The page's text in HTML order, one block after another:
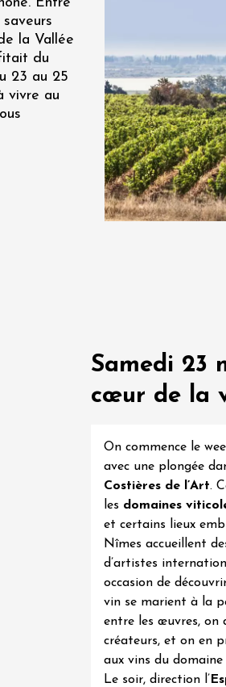
2026
la Vallée
du
23 au 25
vivre au
Samedi 23
cœur de la
On commence le
avec une plongée
Costières de l’Art.
les domaines
et certains lieux
Nîmes accueillent
d’artistes
occasion de
vin se marient à la
entre les œuvres, on
créateurs, et on en
aux vins du domaine
Le soir, direction l’